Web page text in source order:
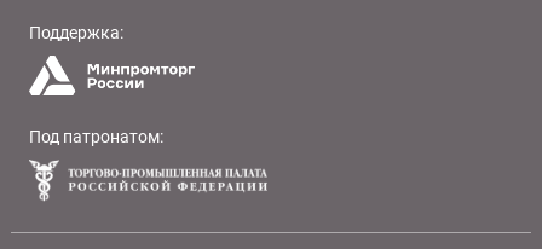
Поддержка:
Под патронатом: